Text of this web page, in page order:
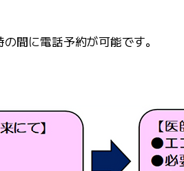
間に電話予約が可能です。